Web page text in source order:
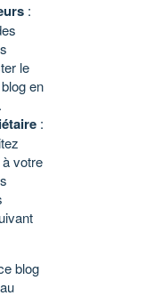
:
le
en
.
:
à votre
blog